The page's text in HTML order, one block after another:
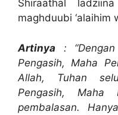
Shiraathal
maghduubi
Artinya :
Pengasih, Maha
Allah, Tuhan
Pengasih, Maha
pembalasan.